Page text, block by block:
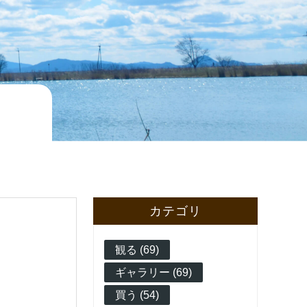
カテゴリ
観る (69)
ギャラリー (69)
買う (54)